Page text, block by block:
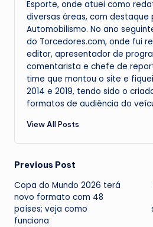
Esporte, onde atuei como
diversas áreas, com destaque
Automobilismo. No ano
do Torcedores.com, onde fui
editor, apresentador de
comentarista e chefe de
time que montou o site e
2014 e 2019, tendo sido o
formatos de audiência do
View All Posts
Post
navigation
Previous Post
Copa do Mundo 2026 terá
novo formato com 48
países; veja como
funciona